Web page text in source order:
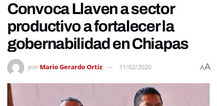
Convoca Llaven a sector
productivo a fortalecer la
gobernabilidad en Chiapas
por Mario Gerardo Ortiz 11/02/2020 AA